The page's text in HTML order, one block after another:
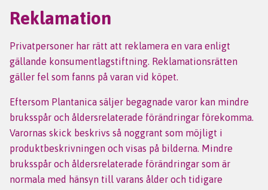
Reklamation
Privatpersoner har rätt att reklamera en vara enligt
gällande konsumentlagstiftning. Reklamationsrätten
gäller fel som fanns på varan vid köpet.
Eftersom Plantanica säljer begagnade varor kan mindre
bruksspår och åldersrelaterade förändringar förekomma.
Varornas skick beskrivs så noggrant som möjligt i
produktbeskrivningen och visas på bilderna. Mindre
bruksspår och åldersrelaterade förändringar som är
normala med hänsyn till varans ålder och tidigare